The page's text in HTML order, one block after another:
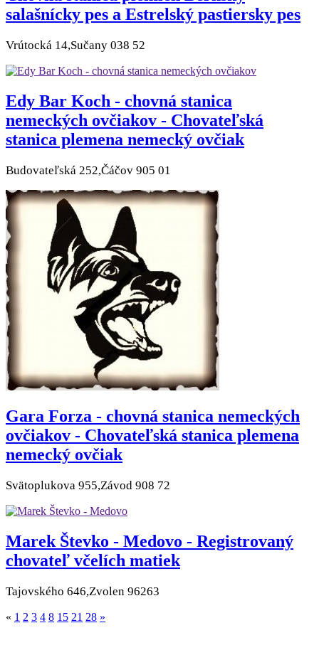
salašnícky pes a Estrelský pastiersky pes
Vrútocká 14,Sučany 038 52
Edy Bar Koch - chovná stanica
nemeckých ovčiakov - Chovateľská
stanica plemena nemecký ovčiak
Budovateľská 252,Čáčov 905 01
Gara Forza - chovná stanica nemeckých
ovčiakov - Chovateľská stanica plemena
nemecký ovčiak
Svätoplukova 955,Závod 908 72
Marek Števko - Medovo - Registrovaný
chovateľ včelích matiek
Tajovského 646,Zvolen 96263
« 1 2 3 4 8 15 21 28 »